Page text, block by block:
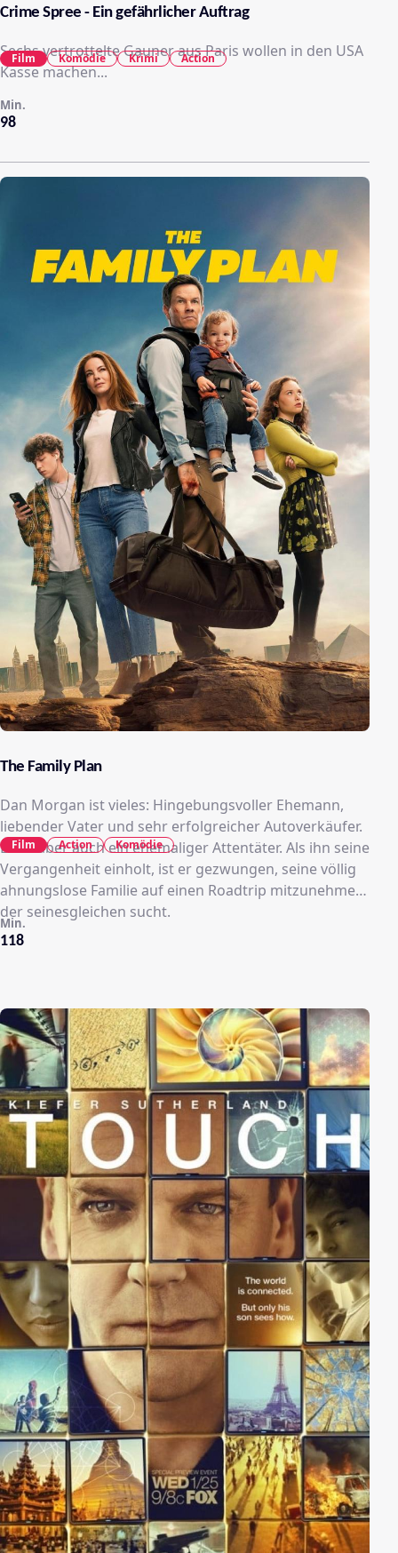
Crime Spree - Ein gefährlicher Auftrag
Sechs vertrottelte Gauner aus Paris wollen in den USA
Kasse machen...
98
Min.
Film Komödie Krimi Action
The Family Plan
Dan Morgan ist vieles: Hingebungsvoller Ehemann,
liebender Vater und sehr erfolgreicher Autoverkäufer.
Er ist aber auch ein ehemaliger Attentäter. Als ihn seine
Vergangenheit einholt, ist er gezwungen, seine völlig
ahnungslose Familie auf einen Roadtrip mitzunehmen,
der seinesgleichen sucht.
118
Min.
Film Action Komödie